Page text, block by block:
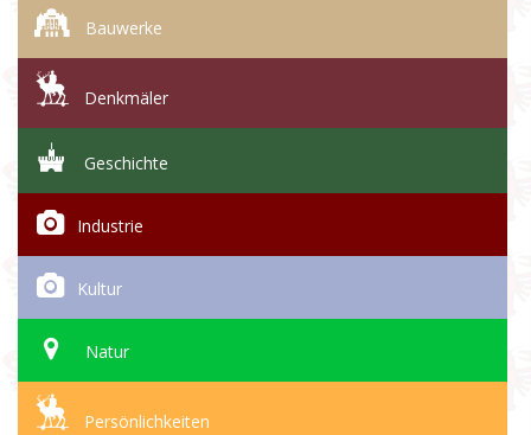
Bauwerke
Denkmäler
Geschichte
Industrie
Kultur
Natur
Persönlichkeiten